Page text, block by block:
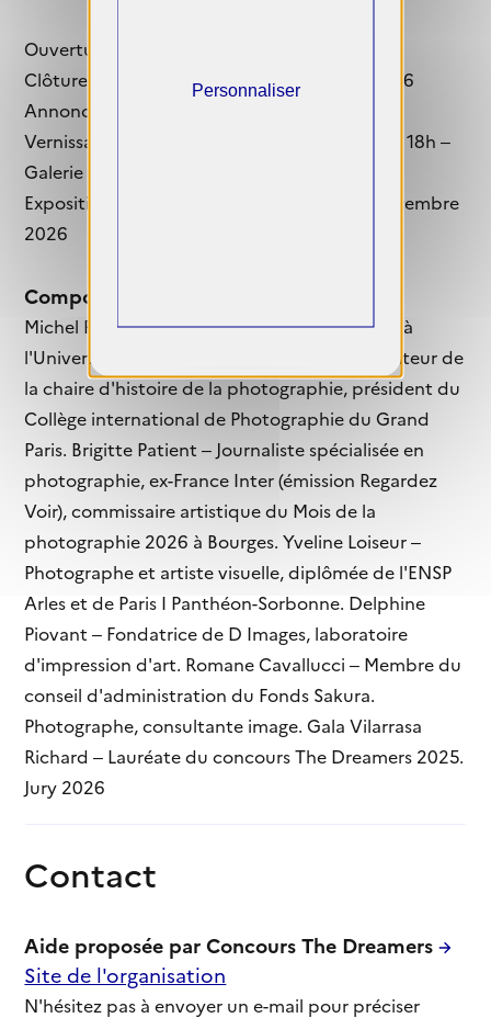
Ouverture des candidatures : 6 mai 2026
Clôture des candidatures : 15 septembre 2026
Annonce des lauréats : octobre 2026
Vernissage de l'exposition : décembre 2026 à 18h –
Galerie La Moulinette, Paris
Exposition ouverte au public : du 3 au 22 décembre
2026
Composition de la commission
Michel Poivert – Historien de l'art, professeur à
l'Université Paris I Panthéon-Sorbonne, fondateur de
la chaire d'histoire de la photographie, président du
Collège international de Photographie du Grand
Paris. Brigitte Patient – Journaliste spécialisée en
photographie, ex-France Inter (émission Regardez
Voir), commissaire artistique du Mois de la
photographie 2026 à Bourges. Yveline Loiseur –
Photographe et artiste visuelle, diplômée de l'ENSP
Arles et de Paris I Panthéon-Sorbonne. Delphine
Piovant – Fondatrice de D Images, laboratoire
d'impression d'art. Romane Cavallucci – Membre du
conseil d'administration du Fonds Sakura.
Photographe, consultante image. Gala Vilarrasa
Richard – Lauréate du concours The Dreamers 2025.
Jury 2026
Contact
Aide proposée par Concours The Dreamers
Site de l'organisation
N'hésitez pas à envoyer un e-mail pour préciser
Personnaliser